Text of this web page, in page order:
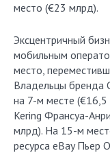
место (€23 млрд).
Эксцентричный
мобильным
место,
Владельцы бренда
на 7-м месте (€16,5
Kering Франсуа-
млрд). На 15-м
ресурса eBay Пьер